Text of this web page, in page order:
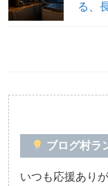
る、
ブログ村ラ
いつも応援あり